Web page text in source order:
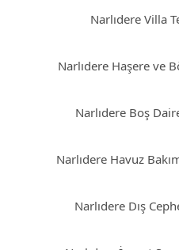
Narlıdere Villa
Narlıdere Haşere ve
Narlıdere Boş
Narlıdere Havuz
Narlıdere Dış